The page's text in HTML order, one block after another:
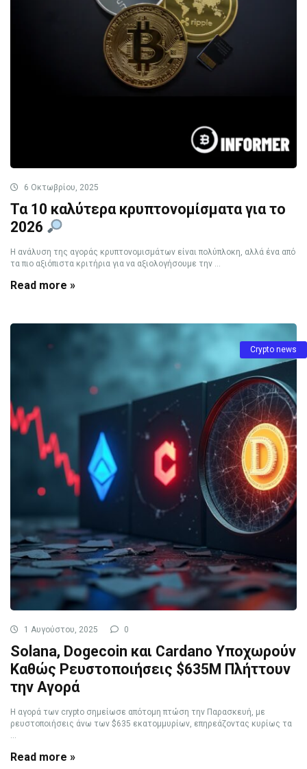
6 Οκτωβρίου, 2025
Τα 10 καλύτερα κρυπτονομίσματα για το
2026
Η ανάλυση της αγοράς κρυπτονομισμάτων είναι πολύπλοκη, αλλά ένα από
τα πιο αξιόπιστα κριτήρια για να αξιολογήσουμε την ...
Read more »
Crypto news
1 Αυγούστου, 2025 0
Solana, Dogecoin και Cardano Υποχωρούν
Καθώς Ρευστοποιήσεις $635M Πλήττουν
την Αγορά
Η αγορά των crypto σημείωσε απότομη πτώση την Παρασκευή, με
ρευστοποιήσεις άνω των $635 εκατομμυρίων, επηρεάζοντας κυρίως τα
...
Read more »